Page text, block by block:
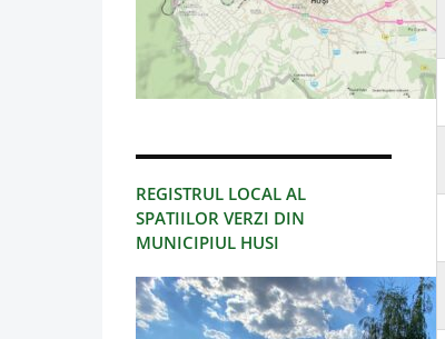
REGISTRUL LOCAL AL
SPATIILOR VERZI DIN
MUNICIPIUL HUSI